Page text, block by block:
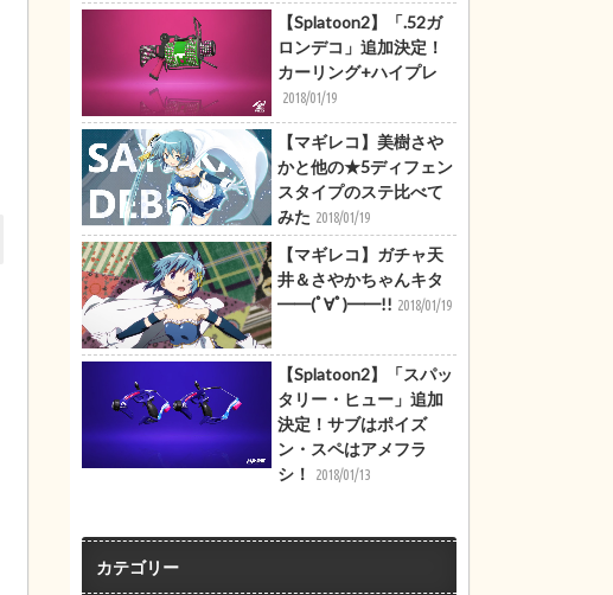
【Splatoon2】「.52ガ
ロンデコ」追加決定！
カーリング+ハイプレ
2018/01/19
【マギレコ】美樹さや
かと他の★5ディフェン
スタイプのステ比べて
みた 2018/01/19
【マギレコ】ガチャ天
井＆さやかちゃんキタ
━━(ﾟ∀ﾟ)━━!! 2018/01/19
【Splatoon2】「スパッ
タリー・ヒュー」追加
決定！サブはポイズ
ン・スペはアメフラ
シ！
2018/01/13
カテゴリー